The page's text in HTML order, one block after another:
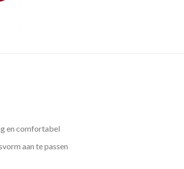
en comfortabel
aan te passen